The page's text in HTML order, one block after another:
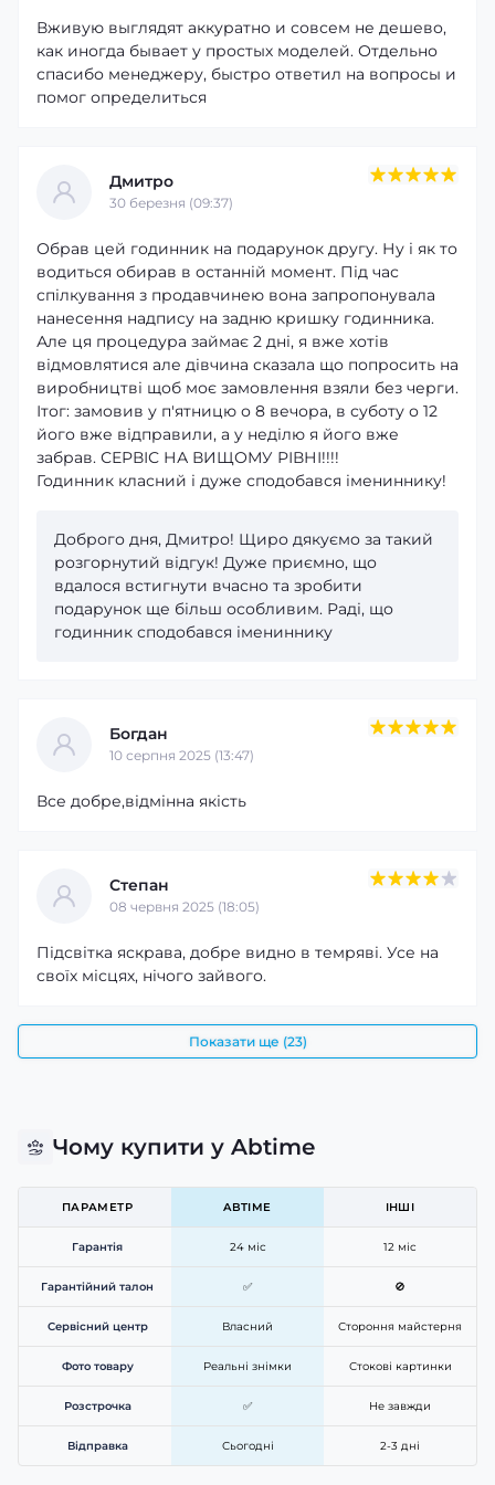
Вживую выглядят аккуратно и совсем не дешево,
как иногда бывает у простых моделей. Отдельно
спасибо менеджеру, быстро ответил на вопросы и
помог определиться
Дмитро
30 березня (09:37)
Обрав цей годинник на подарунок другу. Ну і як то
водиться обирав в останній момент. Під час
спілкування з продавчинею вона запропонувала
нанесення надпису на задню кришку годинника.
Але ця процедура займає 2 дні, я вже хотів
відмовлятися але дівчина сказала що попросить на
виробництві щоб моє замовлення взяли без черги.
Ітог: замовив у п'ятницю о 8 вечора, в суботу о 12
його вже відправили, а у неділю я його вже
забрав. СЕРВІС НА ВИЩОМУ РІВНІ!!!!
Годинник класний і дуже сподобався імениннику!
Доброго дня, Дмитро! Щиро дякуємо за такий
розгорнутий відгук! Дуже приємно, що
вдалося встигнути вчасно та зробити
подарунок ще більш особливим. Раді, що
годинник сподобався імениннику
Богдан
10 серпня 2025 (13:47)
Все добре,відмінна якість
Степан
08 червня 2025 (18:05)
Підсвітка яскрава, добре видно в темряві. Усе на
своїх місцях, нічого зайвого.
Показати ще (23)
Чому купити у Abtime
ПАРАМЕТР ABTIME ІНШІ
Гарантія 24 міс 12 міс
Гарантійний талон ✅ 🚫
Сервісний центр Власний Стороння майстерня
Фото товару Реальні знімки Стокові картинки
Розстрочка ✅ Не завжди
Відправка Сьогодні 2-3 дні